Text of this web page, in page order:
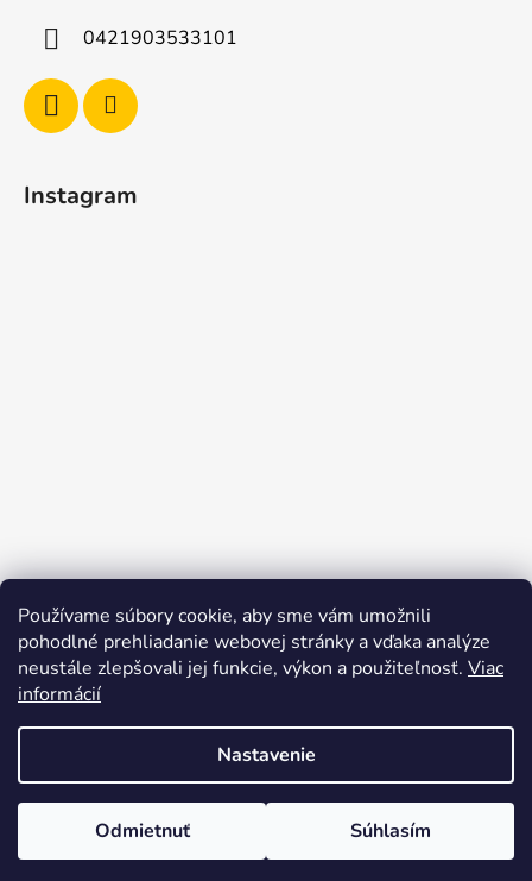
Používame súbory cookie, aby sme vám umožnili
pohodlné prehliadanie webovej stránky a vďaka analýze
neustále zlepšovali jej funkcie, výkon a použiteľnosť. Viac
informácií
Nastavenie
Odmietnuť Súhlasím
0421903533101
Instagram
Sledovať na Instagrame
Vytvoril Shoptet
Copyright 2026rusynshop.sk. Všetky práva vyhradené.